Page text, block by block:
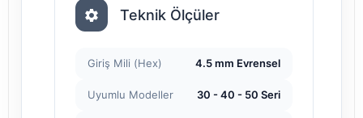
Teknik Ölçüler
Giriş Mili (Hex) 4.5 mm Evrensel
Uyumlu Modeller 30 - 40 - 50 Seri